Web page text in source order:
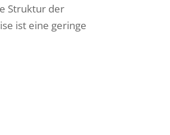
Struktur der
ist eine geringe